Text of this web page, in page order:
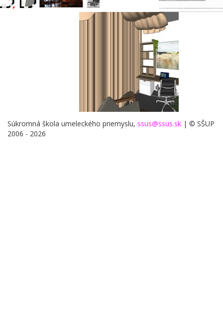
Súkromná škola umeleckého priemyslu, ssus@ssus.sk | © SŠUP
2006 - 2026